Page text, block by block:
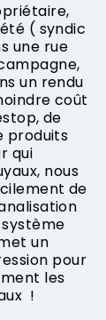
( syndic
une rue
un rendu
coût
de
produits
qui
nous
de
un
pour
les
!